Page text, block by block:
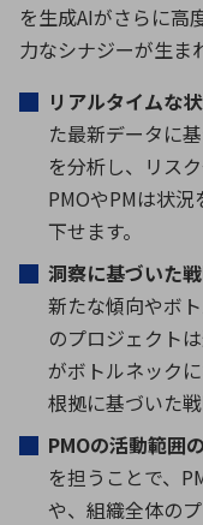
を生成AIがさらに高
力なシナジーが生ま
リアルタイムな
た最新データに
を分析し、リス
PMOやPMは状況
下せます。
洞察に基づいた
新たな傾向やボ
のプロジェクト
がボトルネック
根拠に基づいた
PMOの活動範囲
を担うことで、
や、組織全体の